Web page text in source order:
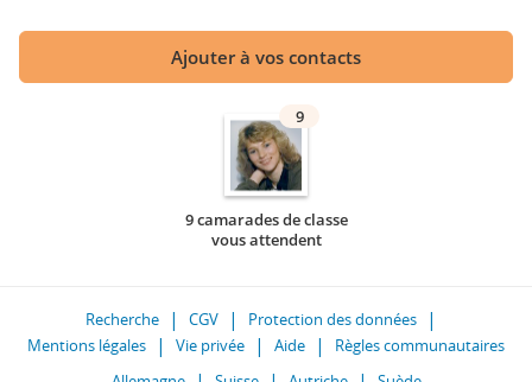
Ajouter à vos contacts
9
9 camarades de classe
vous attendent
Recherche CGV
Protection des données
Mentions légales
Vie privée Aide
Règles communautaires